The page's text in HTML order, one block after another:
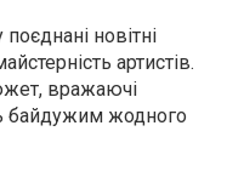
новітні
артистів.
вражаючі
байдужим жодного